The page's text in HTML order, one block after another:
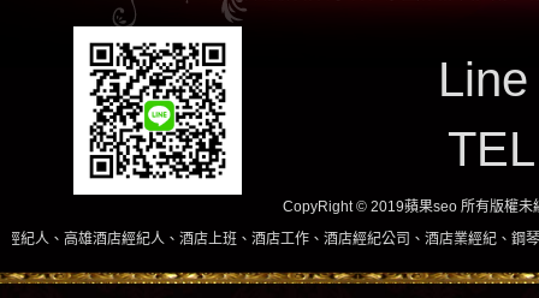
CopyRight © 2019蘋果seo 所有版權未
高雄酒店經紀人、酒店上班、酒店工作、酒店經紀公司、酒店業經紀、鋼琴酒